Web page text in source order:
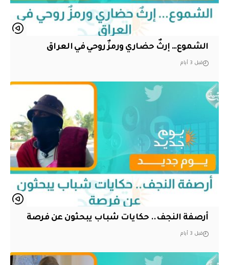
الشموع… إرثٌ حضاري ورمزٌ روحي في العراق
قبل 3 أيام
أرصفة النجف.. حكايات شباب يبحثون عن فرصة
قبل 3 أيام